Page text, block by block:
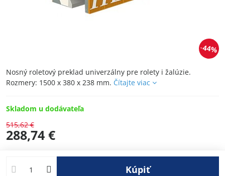
44%
Nosný roletový preklad univerzálny pre rolety i žalúzie.
Rozmery: 1500 x 380 x 238 mm. Čítajte viac
Skladom u dodávateľa
515,62 €
288,74 €
Kúpiť